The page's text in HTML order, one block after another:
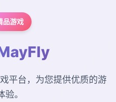
游戏
平台，为您提供优质的游
验。